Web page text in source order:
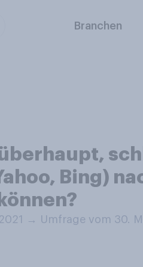
Branchen
Bing)
→ Umfrage vom 30.